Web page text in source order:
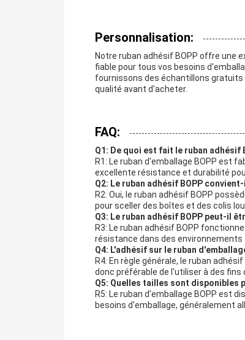
Personnalisation:
Notre ruban adhésif BOPP offre une
fiable pour tous vos besoins
fournissons des échantillons gratuits
qualité avant d'acheter.
FAQ:
Q1: De quoi est fait le ruban adhésif
R1: Le ruban d'emballage BOPP est
excellente résistance et durabilité
Q2: Le ruban adhésif BOPP
R2: Oui, le ruban adhésif BOPP
pour sceller des boîtes et des colis
Q3: Le ruban adhésif BOPP peut-il
R3: Le ruban adhésif BOPP
résistance dans des environnements
Q4: L'adhésif sur le ruban
R4: En règle générale, le ruban
donc préférable de l'utiliser à des
Q5: Quelles tailles sont disponibles
R5: Le ruban d'emballage BOPP est
besoins d'emballage, généralement